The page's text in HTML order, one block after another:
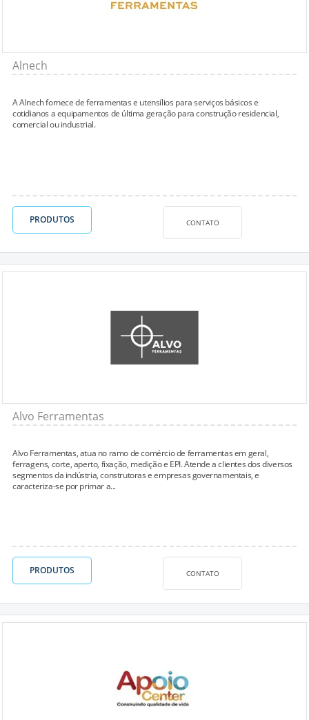
Alnech
A Alnech fornece de ferramentas e utensílios para serviços básicos e
cotidianos a equipamentos de última geração para construção residencial,
comercial ou industrial.
PRODUTOS CONTATO
Alvo Ferramentas
Alvo Ferramentas, atua no ramo de comércio de ferramentas em geral,
ferragens, corte, aperto, fixação, medição e EPI. Atende a clientes dos diversos
segmentos da indústria, construtoras e empresas governamentais, e
caracteriza-se por primar a...
PRODUTOS CONTATO